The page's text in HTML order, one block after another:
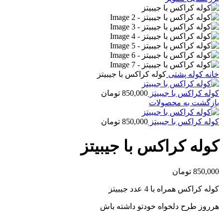
خانه کوله پشتی کوله کراکس با جیبیتز
کوله کراکس با جیبیتز 850,000 تومان
بازگشت به محصولات
کوله کراکس با جیبیتز 850,000 تومان
کوله کراکس با جیبیتز
850,000 تومان
کوله کراکس همراه با 4 عدد جیبیتز
هرروز طرح دلخواه خودتو داشته باش